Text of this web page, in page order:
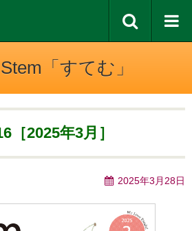
「すてむ」
［2025年3月］
2025年3月28日